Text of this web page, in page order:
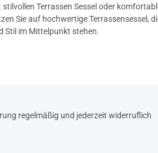
stilvollen Terrassen Sessel oder
Sie auf hochwertige Terrassensessel,
Stil im Mittelpunkt stehen.
regelmäßig und jederzeit widerruflich